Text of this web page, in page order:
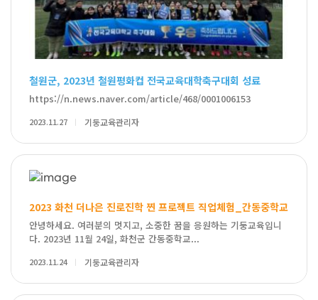
철원군, 2023년 철원평화컵 전국교육대학축구대회 성료
https://n.news.naver.com/article/468/0001006153
2023.11.27 기둥교육관리자
2023 화천 더나은 진로진학 찐 프로젝트 직업체험_간동중학교
안녕하세요. 여러분의 멋지고, 소중한 꿈을 응원하는 기둥교육입니
다. 2023년 11월 24일, 화천군 간동중학교...
2023.11.24 기둥교육관리자